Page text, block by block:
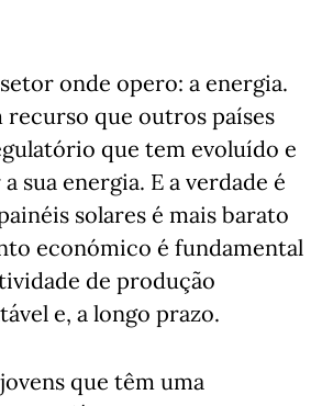
onde opero: a energia.
recurso que outros países
que tem evoluído e
sua energia. E a verdade é
solares é mais barato
económico é fundamental
de produção
e, a longo prazo.
que têm uma